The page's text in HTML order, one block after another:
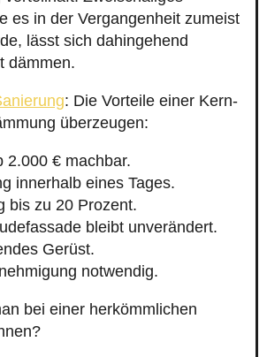
es in der Vergangenheit zumeist
lässt sich dahingehend
dämmen.
: Die Vorteile einer Kern-
überzeugen:
2.000 € machbar.
innerhalb eines Tages.
bis zu 20 Prozent.
bleibt unverändert.
Gerüst.
notwendig.
bei einer herkömmlichen